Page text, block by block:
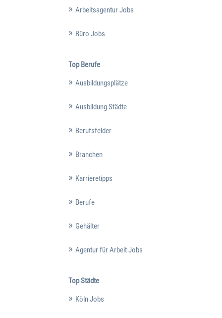
Arbeitsagentur Jobs
Büro Jobs
Top Berufe
Ausbildungsplätze
Ausbildung Städte
Berufsfelder
Branchen
Karrieretipps
Berufe
Gehälter
Agentur für Arbeit Jobs
Top Städte
Köln Jobs